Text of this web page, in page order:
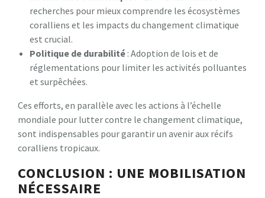
recherches pour mieux comprendre les écosystèmes
coralliens et les impacts du changement climatique
est crucial.
Politique de durabilité : Adoption de lois et de
réglementations pour limiter les activités polluantes
et surpêchées.
Ces efforts, en parallèle avec les actions à l’échelle
mondiale pour lutter contre le changement climatique,
sont indispensables pour garantir un avenir aux récifs
coralliens tropicaux.
CONCLUSION : UNE MOBILISATION
NÉCESSAIRE